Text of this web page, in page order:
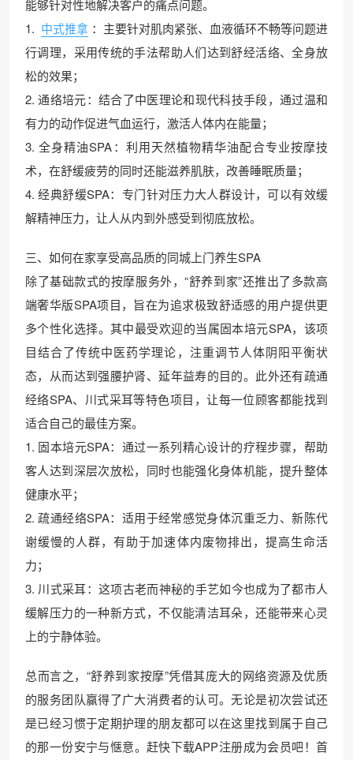
能够针对性地解决客户的痛点问题。
1. 中式推拿 ：主要针对肌肉紧张、血液循环不畅等问题进
行调理，采用传统的手法帮助人们达到舒经活络、全身放
松的效果；
2. 通络培元：结合了中医理论和现代科技手段，通过温和
有力的动作促进气血运行，激活人体内在能量；
3. 全身精油SPA：利用天然植物精华油配合专业按摩技
术，在舒缓疲劳的同时还能滋养肌肤，改善睡眠质量；
4. 经典舒缓SPA：专门针对压力大人群设计，可以有效缓
解精神压力，让人从内到外感受到彻底放松。
三、如何在家享受高品质的同城上门养生SPA
除了基础款式的按摩服务外，“舒养到家”还推出了多款高
端奢华版SPA项目，旨在为追求极致舒适感的用户提供更
多个性化选择。其中最受欢迎的当属固本培元SPA，该项
目结合了传统中医药学理论，注重调节人体阴阳平衡状
态，从而达到强腰护肾、延年益寿的目的。此外还有疏通
经络SPA、川式采耳等特色项目，让每一位顾客都能找到
适合自己的最佳方案。
1. 固本培元SPA：通过一系列精心设计的疗程步骤，帮助
客人达到深层次放松，同时也能强化身体机能，提升整体
健康水平；
2. 疏通经络SPA：适用于经常感觉身体沉重乏力、新陈代
谢缓慢的人群，有助于加速体内废物排出，提高生命活
力；
3. 川式采耳：这项古老而神秘的手艺如今也成为了都市人
缓解压力的一种新方式，不仅能清洁耳朵，还能带来心灵
上的宁静体验。
总而言之，“舒养到家按摩”凭借其庞大的网络资源及优质
的服务团队赢得了广大消费者的认可。无论是初次尝试还
是已经习惯于定期护理的朋友都可以在这里找到属于自己
的那一份安宁与惬意。赶快下载APP注册成为会员吧！首